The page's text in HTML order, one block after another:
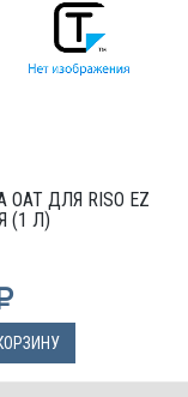
OAT ДЛЯ RISO EZ
(1 Л)